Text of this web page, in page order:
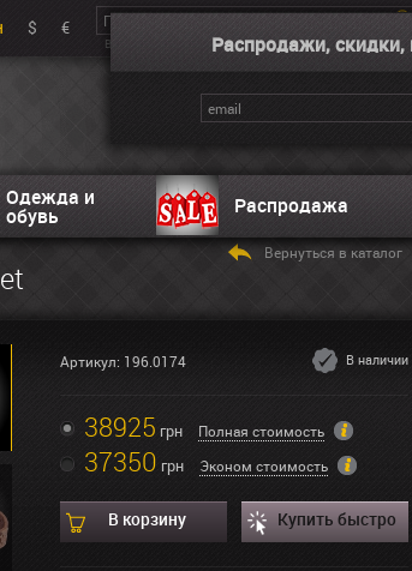
$ €
Введите поисковой запрос, например “Dual Time”
Корзина
Нет товаров
Одежда и
обувь Распродажа
Вернуться в каталог
Артикул: 196.0174 В наличии
38925 грн Полная стоимость
37350 грн Эконом стоимость
В корзину Купить быстро
Распродажи,